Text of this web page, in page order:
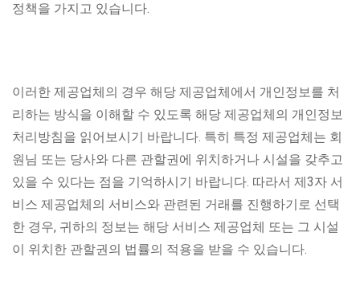
정책을 가지고 있습니다.
이러한 제공업체의 경우 해당 제공업체에서 개인정보를 처
리하는 방식을 이해할 수 있도록 해당 제공업체의 개인정보
처리방침을 읽어보시기 바랍니다. 특히 특정 제공업체는 회
원님 또는 당사와 다른 관할권에 위치하거나 시설을 갖추고
있을 수 있다는 점을 기억하시기 바랍니다. 따라서 제3자 서
비스 제공업체의 서비스와 관련된 거래를 진행하기로 선택
한 경우, 귀하의 정보는 해당 서비스 제공업체 또는 그 시설
이 위치한 관할권의 법률의 적용을 받을 수 있습니다.